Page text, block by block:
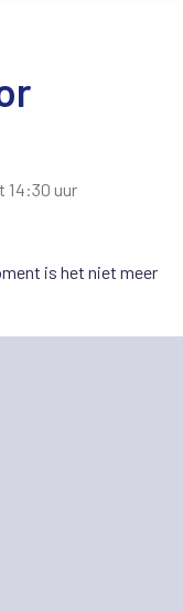
14:30 uur
is het niet meer